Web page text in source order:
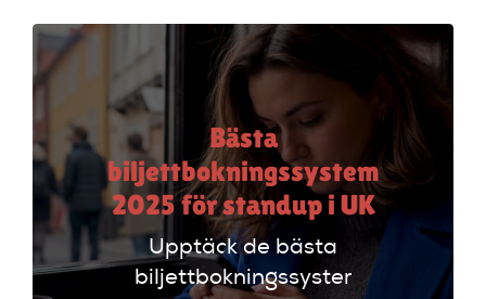
evenemangskalender
och biljettlänkar!
Bästa
biljettbokningssystem
2025 för standup i UK
Upptäck de bästa
biljettbokningssystem